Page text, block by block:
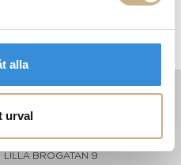
alla
urval
KONTAKT
MARIELLA INTERIORS
LILLA BROGATAN 9